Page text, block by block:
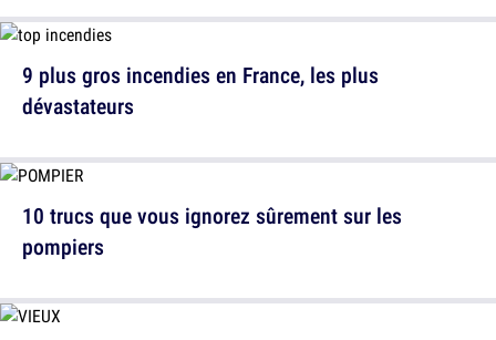
10 trucs que vous ignorez sûrement sur les
pompiers
9 plus gros incendies en France, les plus
dévastateurs